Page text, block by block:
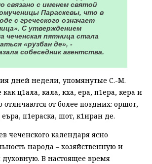
связано с именем святой
Параскевы, что в
с греческого означает
С утверждением
чеченская пятница стала
«рузбан де», -
собеседник агентства.
дней недели, упомянутые С.-М.
ц1ала, кала, кха, ера, п1ера, кера и
отличаются от более поздних: оршот,
п1ераска, шот, к1иран де.
чеченского календаря ясно
народа – хозяйственную и
В настоящее время